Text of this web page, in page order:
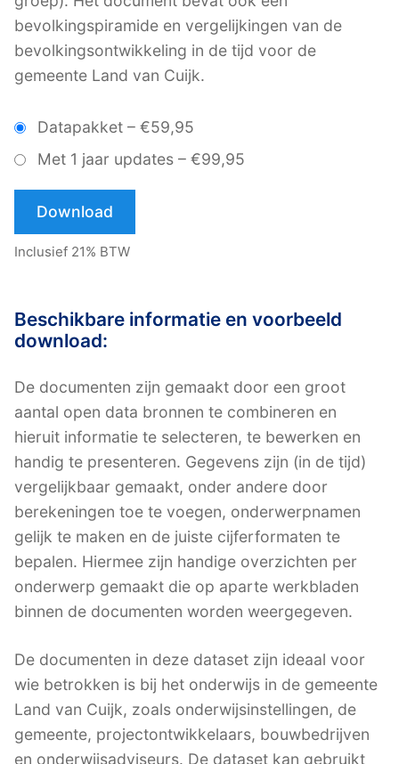
bevolkingspiramide en vergelijkingen van de
bevolkingsontwikkeling in de tijd voor de
gemeente Land van Cuijk.
Datapakket – €59,95
Met 1 jaar updates – €99,95
Download
Inclusief 21% BTW
Beschikbare informatie en voorbeeld
download:
De documenten zijn gemaakt door een groot
aantal open data bronnen te combineren en
hieruit informatie te selecteren, te bewerken en
handig te presenteren. Gegevens zijn (in de tijd)
vergelijkbaar gemaakt, onder andere door
berekeningen toe te voegen, onderwerpnamen
gelijk te maken en de juiste cijferformaten te
bepalen. Hiermee zijn handige overzichten per
onderwerp gemaakt die op aparte werkbladen
binnen de documenten worden weergegeven.
De documenten in deze dataset zijn ideaal voor
wie betrokken is bij het onderwijs in de gemeente
Land van Cuijk, zoals onderwijsinstellingen, de
gemeente, projectontwikkelaars, bouwbedrijven
en onderwijsadviseurs. De dataset kan gebruikt